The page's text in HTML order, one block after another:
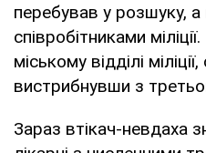
перебував у розшуку,
співробітниками
міському відділі
вистрибнувши з
Зараз втікач-невдаха